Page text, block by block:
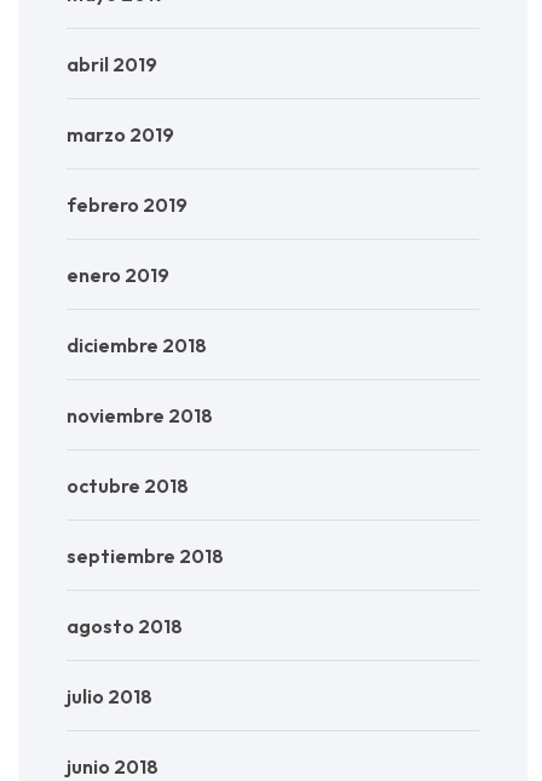
abril 2019
marzo 2019
febrero 2019
enero 2019
diciembre 2018
noviembre 2018
octubre 2018
septiembre 2018
agosto 2018
julio 2018
junio 2018